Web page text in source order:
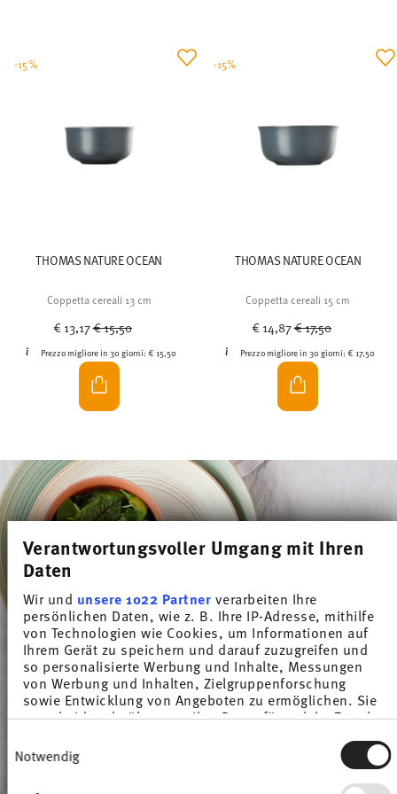
Verantwortungsvoller Umgang mit Ihren
Daten
Wir und unsere 1022 Partnerverarbeiten Ihre
persönlichen Daten, wie z. B. Ihre IP-Adresse, mithilfe
von Technologien wie Cookies, um Informationen auf
Ihrem Gerät zu speichern und darauf zuzugreifen und
so personalisierte Werbung und Inhalte, Messungen
von Werbung und Inhalten, Zielgruppenforschung
sowie Entwicklung von Angeboten zu ermöglichen. Sie
entscheiden darüber, wer Ihre Daten für welche Zwecke
Cookie-Erklärung oder durch Klicken auf das Privacy
Trigger Symbol ändern oder widerrufen
Notwendig
THOMAS NATURE OCEAN
Coppetta cereali 13 cm
€ 13,17Price reduced from
€ 15,50
Prezzo migliore in 30 giorni:€ 15,50
-15%
THOMAS NATURE OCEAN
Coppetta cereali 15 cm
€ 14,87Price reduced from
€ 17,50
Prezzo migliore in 30 giorni:€ 17,50
-15%